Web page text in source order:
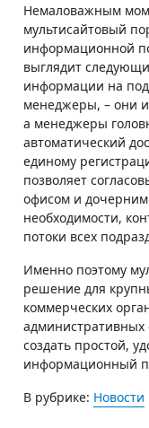
Немаловажным
мультисайтовый
информационной
выглядит
информации на
менеджеры, – они
а менеджеры
автоматический
единому
позволяет
офисом и
необходимости,
потоки всех
Именно поэтому
решение для
коммерческих
административных
создать простой,
информационный
В рубрике: Новости